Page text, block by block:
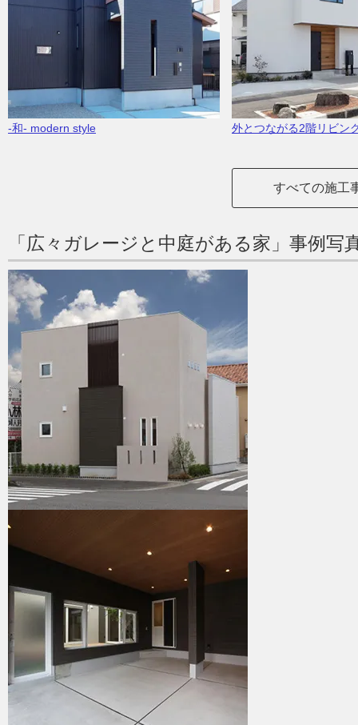
-和- modern style 外とつながる2階リビン
すべての施工
「広々ガレージと中庭がある家」事例写